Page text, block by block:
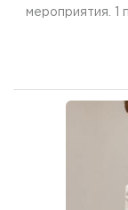
мероприятия. 1